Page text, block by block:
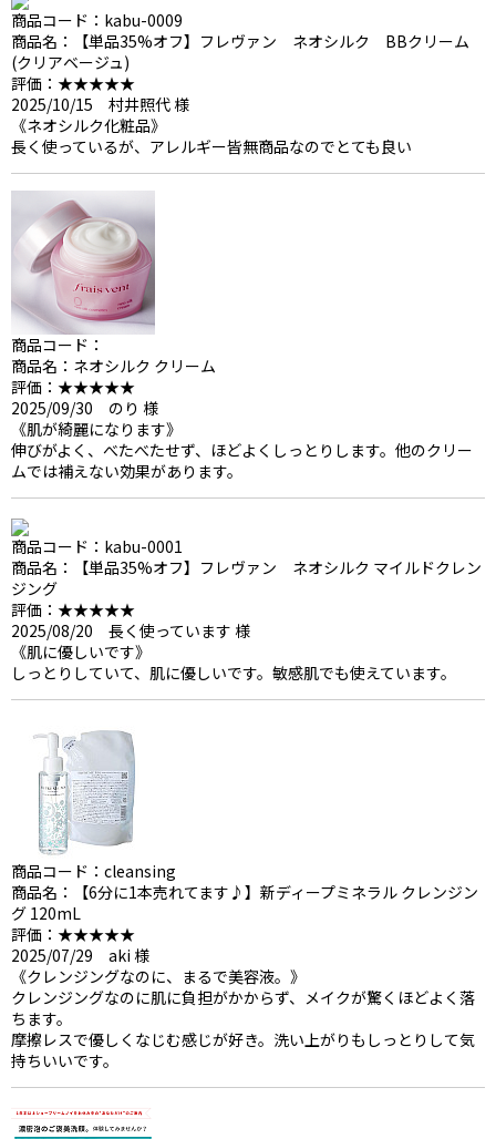
商品コード：kabu-0009
商品名：【単品35%オフ】フレヴァン ネオシルク BBクリーム
(クリアベージュ)
評価：★★★★★
2025/10/15 村井照代 様
《ネオシルク化粧品》
長く使っているが、アレルギー皆無商品なのでとても良い
商品コード：
商品名：ネオシルク クリーム
評価：★★★★★
2025/09/30 のり 様
《肌が綺麗になります》
伸びがよく、べたべたせず、ほどよくしっとりします。他のクリー
ムでは補えない効果があります。
商品コード：kabu-0001
商品名：【単品35%オフ】フレヴァン ネオシルク マイルドクレン
ジング
評価：★★★★★
2025/08/20 長く使っています 様
《肌に優しいです》
しっとりしていて、肌に優しいです。敏感肌でも使えています。
商品コード：cleansing
商品名：【6分に1本売れてます♪】新ディープミネラル クレンジン
グ 120mL
評価：★★★★★
2025/07/29 aki 様
《クレンジングなのに、まるで美容液。》
クレンジングなのに肌に負担がかからず、メイクが驚くほどよく落
ちます。
摩擦レスで優しくなじむ感じが好き。洗い上がりもしっとりして気
持ちいいです。